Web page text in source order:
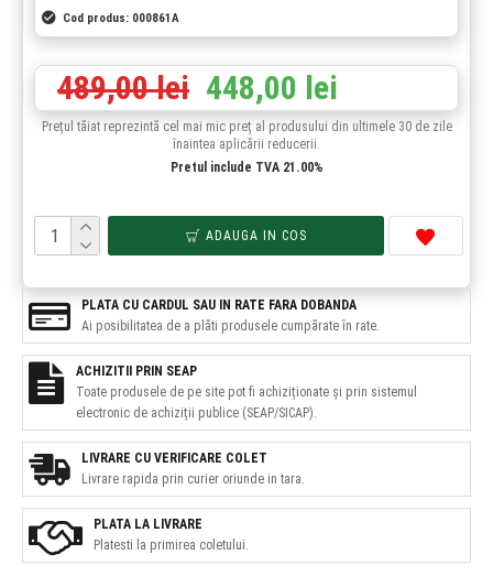
Cod produs: 000861A
448,00 lei
489,00 lei
Prețul tăiat reprezintă cel mai mic preț al produsului din ultimele 30 de zile
înaintea aplicării reducerii.
Pretul include TVA 21.00%
ADAUGA IN COS
PLATA LA LIVRARE
Platesti la primirea coletului.
LIVRARE CU VERIFICARE COLET
Livrare rapida prin curier oriunde in tara.
PLATA CU CARDUL SAU IN RATE FARA DOBANDA
Ai posibilitatea de a plăti produsele cumpărate în rate.
ACHIZITII PRIN SEAP
Toate produsele de pe site pot fi achiziționate și prin sistemul
electronic de achiziții publice (SEAP/SICAP).